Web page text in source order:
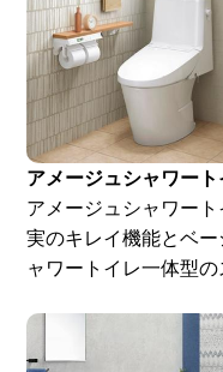
アメージュシャワート
アメージュシャワー
実のキレイ機能とベ
ャワートイレ一体型